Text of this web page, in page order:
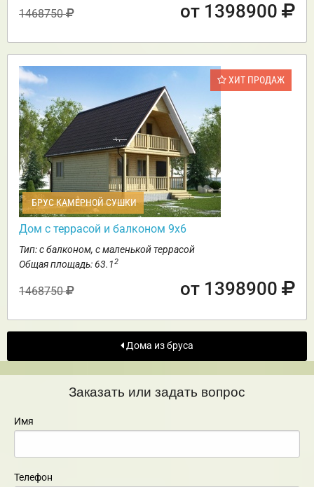
1468750 от 1398900
ХИТ ПРОДАЖ
БРУС КАМЕРНОЙ СУШКИ
Дом с террасой и балконом 9х6
Тип: с балконом, с маленькой террасой
Общая площадь: 63.12
1468750 от 1398900
Дома из бруса
Заказать или задать вопрос
Имя
Телефон